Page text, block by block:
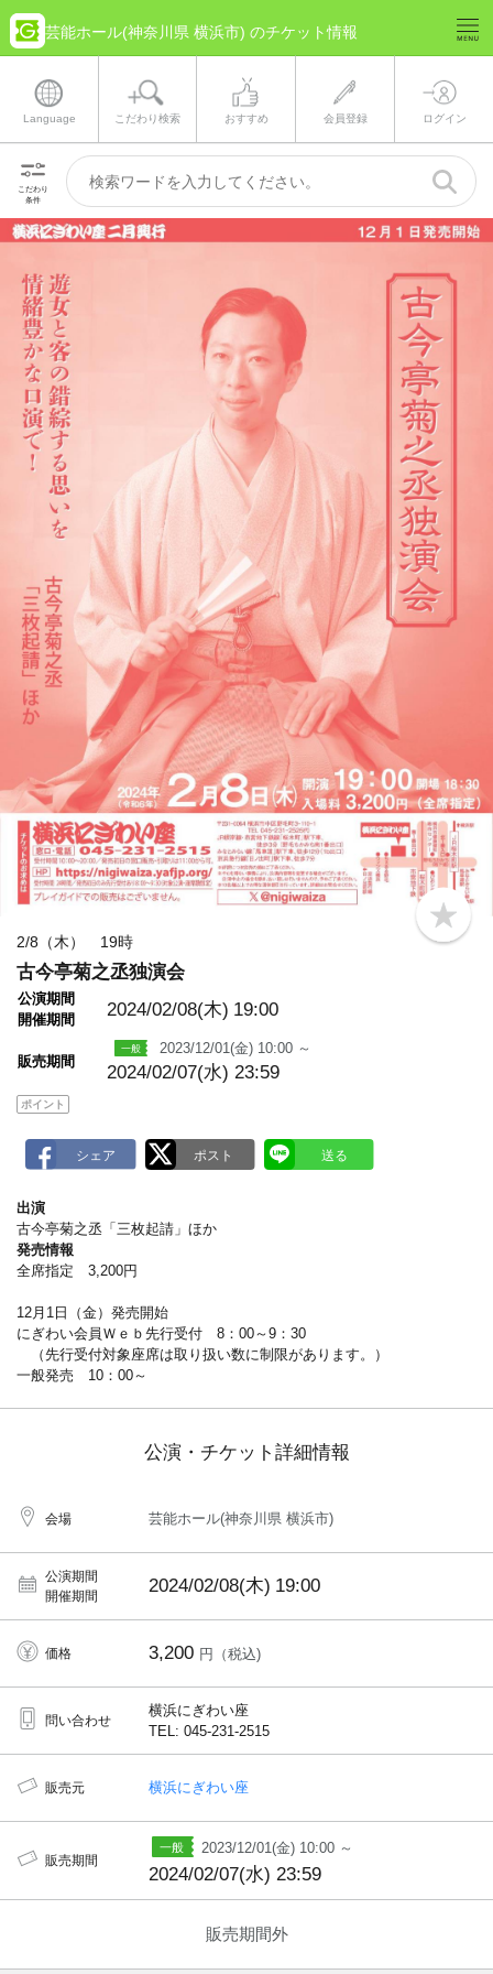
芸能ホール(神奈川県 横浜市) のチケット情報
Language こだわり検索 おすすめ 会員登録 ログイン
こだわり
条件
b
o
2/8（木） 19時
古今亭菊之丞独演会
公演期間
開催期間
2024/02/08(木) 19:00
販売期間
2023/12/01(金) 10:00 ～
2024/02/07(水) 23:59
ポイント
出演
古今亭菊之丞「三枚起請」ほか
発売情報
全席指定 3,200円
12月1日（金）発売開始
にぎわい会員Ｗｅｂ先行受付 8：00～9：30
（先行受付対象座席は取り扱い数に制限があります。）
一般発売 10：00～
公演・チケット詳細情報
会場 芸能ホール(神奈川県 横浜市)
公演期間
開催期間
2024/02/08(木) 19:00
価格 3,200 円（税込)
問い合わせ
横浜にぎわい座
TEL: 045-231-2515
販売元 横浜にぎわい座
販売期間
2023/12/01(金) 10:00 ～
2024/02/07(水) 23:59
販売期間外